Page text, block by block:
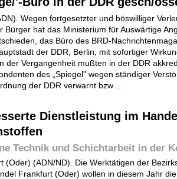
Wegen fortgesetzter und böswilliger
Bürger hat das Ministerium für Auswärtige
das Büro des BRD-
der DDR, Berlin, mit sofortiger
der Vergangenheit mußten in der DDR
des „Spiegel" wegen ständiger
der DDR verwarnt bzw ...
Dienstleistung im
Technik und Schichtarbeit in der
(Oder) (ADN/ND). Die Werktätigen der
Frankfurt (Oder) wollen in diesem Jahr